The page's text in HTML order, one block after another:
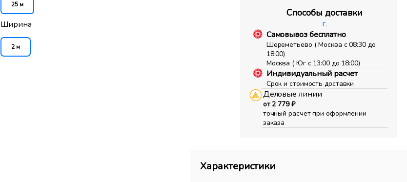
25 м
Ширина
2 м
Способы доставки
г.
Самовывоз бесплатно
Шереметьево ( Москва с 08:30 до
18:00)
Москва ( Юг с 13:00 до 18:00)
Индивидуальный расчет
Срок и стоимость доставки
Деловые линии
от 2 779 ₽
точный расчет при оформлении
заказа
Характеристики